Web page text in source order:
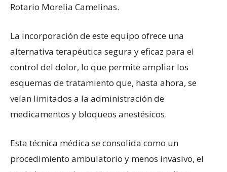
Rotario Morelia Camelinas.
La incorporación de este equipo ofrece una
alternativa terapéutica segura y eficaz para el
control del dolor, lo que permite ampliar los
esquemas de tratamiento que, hasta ahora, se
veían limitados a la administración de
medicamentos y bloqueos anestésicos.
Esta técnica médica se consolida como un
procedimiento ambulatorio y menos invasivo, el